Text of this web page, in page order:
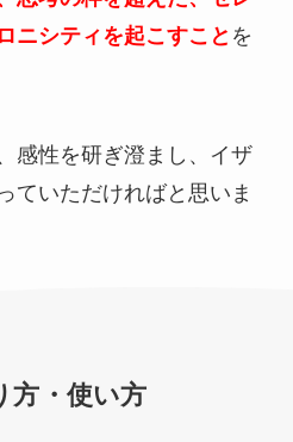
ニシティを起こすこと を
感性を研ぎ澄まし、イザ
ていただければと思いま
方・使い方